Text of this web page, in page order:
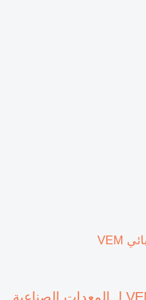
محرك كهربائي VEM